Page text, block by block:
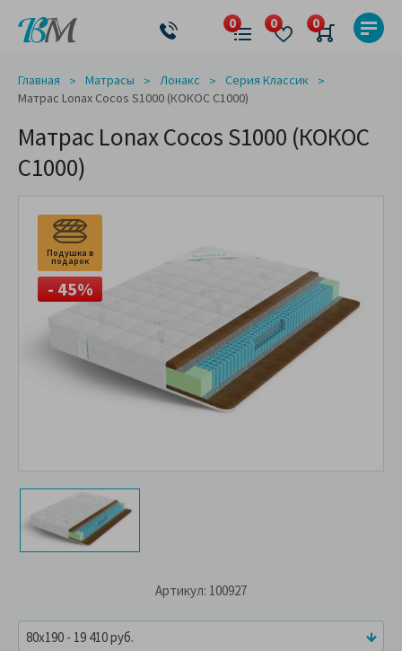
Главная Матрасы Лонакс
Серия Классик
Матрас Lonax Cocos S1000 (КОКОС С1000)
Матрас Lonax Cocos S1000 (КОКОС
С1000)
Подушка в
подарок
- 45%
Артикул: 100927
80x190 - 19 410 руб.